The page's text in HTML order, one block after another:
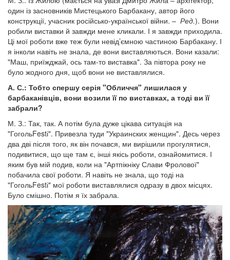
один із засновників Мистецького Барбакану, автор його
конструкції, учасник російсько-української війни. – Ред.). Вони
робили виставки й завжди мене кликали. І я завжди приходила.
Ці мої роботи вже теж були невід’ємною частиною Барбакану. І
я інколи навіть не знала, де вони виставляються. Вони казали:
"Маш, приїжджай, ось там-то виставка". За півтора року не
було жодного дня, щоб вони не виставлялися.
А. С.: Тобто спершу серія "Обличчя" лишилася у
барбаканівців, вони возили її по виставках, а тоді ви її
забрали?
М. З.: Так, так. А потім була дуже цікава ситуація на
"ГогольFestі". Привезла туди "Украинских женщин". Десь через
два дві після того, як він почався, ми вирішили прогулятися,
подивитися, що ще там є, інші якісь роботи, ознайомитися. І
яким був мій подив, коли на "Артпікніку Слави Фролової"
побачила свої роботи. Я навіть не знала, що тоді на
"ГогольFestі" мої роботи виставлялися одразу в двох місцях.
Було смішно. Потім я їх забрала.